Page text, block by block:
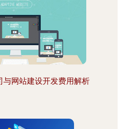
与网站建设开发费用解析